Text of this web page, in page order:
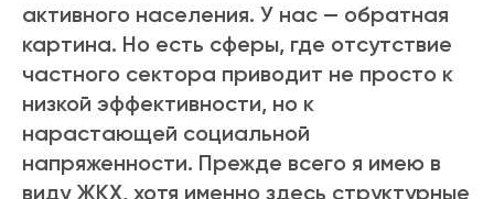
активного населения. У нас — обратная
картина. Но есть сферы, где отсутствие
частного сектора приводит не просто к
низкой эффективности, но к
нарастающей социальной
напряженности. Прежде всего я имею в
виду ЖКХ, хотя именно здесь структурные